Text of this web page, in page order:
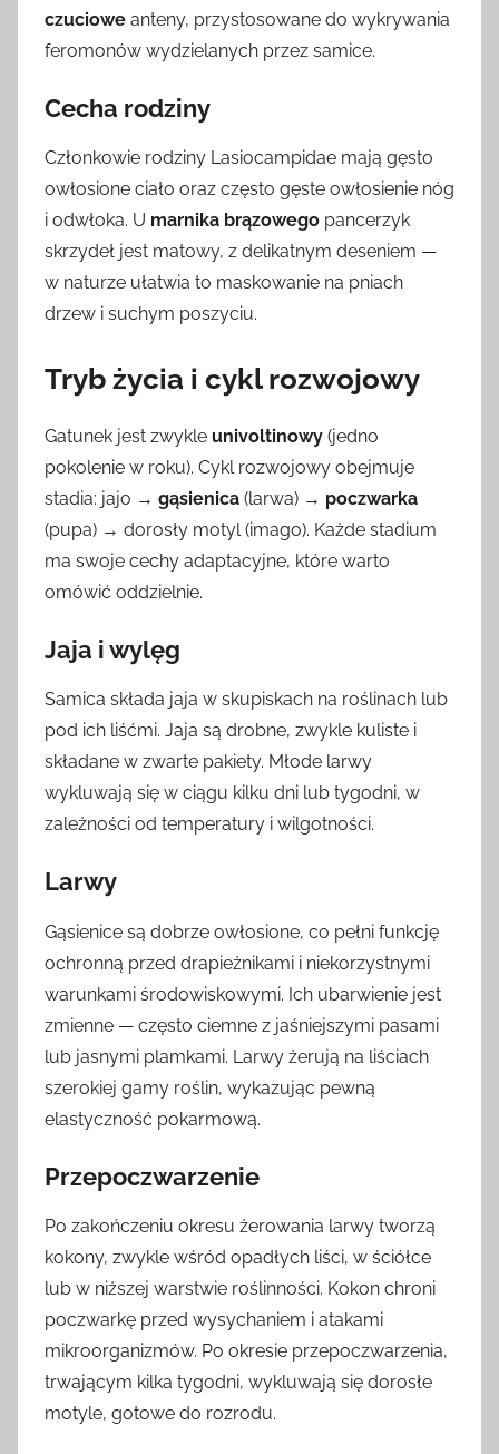
czuciowe anteny, przystosowane do wykrywania
feromonów wydzielanych przez samice.
Cecha rodziny
Członkowie rodziny Lasiocampidae mają gęsto
owłosione ciało oraz często gęste owłosienie nóg
i odwłoka. U marnika brązowego pancerzyk
skrzydeł jest matowy, z delikatnym deseniem —
w naturze ułatwia to maskowanie na pniach
drzew i suchym poszyciu.
Tryb życia i cykl rozwojowy
Gatunek jest zwykle univoltinowy (jedno
pokolenie w roku). Cykl rozwojowy obejmuje
stadia: jajo → gąsienica (larwa) → poczwarka
(pupa) → dorosły motyl (imago). Każde stadium
ma swoje cechy adaptacyjne, które warto
omówić oddzielnie.
Jaja i wylęg
Samica składa jaja w skupiskach na roślinach lub
pod ich liśćmi. Jaja są drobne, zwykle kuliste i
składane w zwarte pakiety. Młode larwy
wykluwają się w ciągu kilku dni lub tygodni, w
zależności od temperatury i wilgotności.
Larwy
Gąsienice są dobrze owłosione, co pełni funkcję
ochronną przed drapieżnikami i niekorzystnymi
warunkami środowiskowymi. Ich ubarwienie jest
zmienne — często ciemne z jaśniejszymi pasami
lub jasnymi plamkami. Larwy żerują na liściach
szerokiej gamy roślin, wykazując pewną
elastyczność pokarmową.
Przepoczwarzenie
Po zakończeniu okresu żerowania larwy tworzą
kokony, zwykle wśród opadłych liści, w ściółce
lub w niższej warstwie roślinności. Kokon chroni
poczwarkę przed wysychaniem i atakami
mikroorganizmów. Po okresie przepoczwarzenia,
trwającym kilka tygodni, wykluwają się dorosłe
motyle, gotowe do rozrodu.